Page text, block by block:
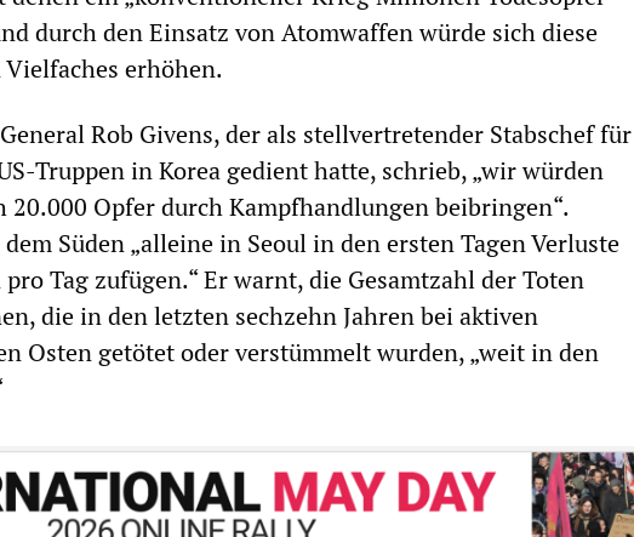
durch den Einsatz von Atomwaffen würde sich diese
erhöhen.
Rob Givens, der als stellvertretender Stabschef für
Truppen in Korea gedient hatte, schrieb, „wir würden
20.000 Opfer durch Kampfhandlungen beibringen“.
Süden „alleine in Seoul in den ersten Tagen Verluste
Tag zufügen.“ Er warnt, die Gesamtzahl der Toten
die in den letzten sechzehn Jahren bei aktiven
Osten getötet oder verstümmelt wurden, „weit in den